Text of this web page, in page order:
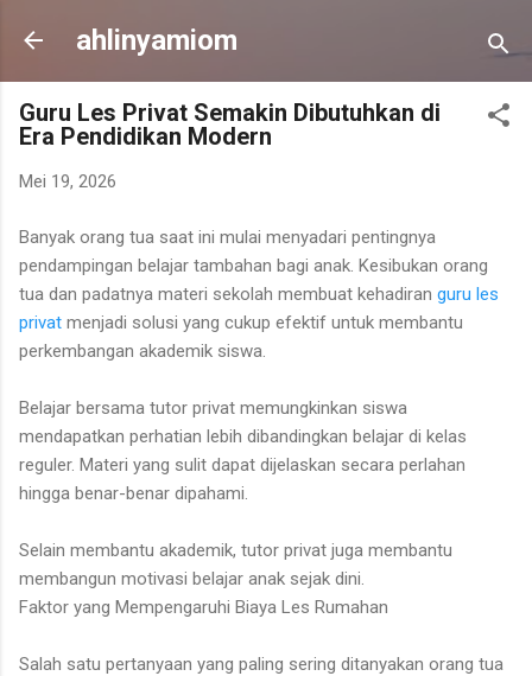
Langsung ke konten
ahlinyamiom
Guru Les Privat Semakin Dibutuhkan di
Era Pendidikan Modern
Mei 19, 2026
Banyak orang tua saat ini mulai menyadari pentingnya
pendampingan belajar tambahan bagi anak. Kesibukan orang
tua dan padatnya materi sekolah membuat kehadiran guru les
privat menjadi solusi yang cukup efektif untuk membantu
perkembangan akademik siswa.
Belajar bersama tutor privat memungkinkan siswa
mendapatkan perhatian lebih dibandingkan belajar di kelas
reguler. Materi yang sulit dapat dijelaskan secara perlahan
hingga benar-benar dipahami.
Selain membantu akademik, tutor privat juga membantu
membangun motivasi belajar anak sejak dini.
Faktor yang Mempengaruhi Biaya Les Rumahan
Salah satu pertanyaan yang paling sering ditanyakan orang tua